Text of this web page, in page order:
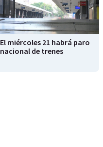
El miércoles 21 habrá paro
nacional de trenes